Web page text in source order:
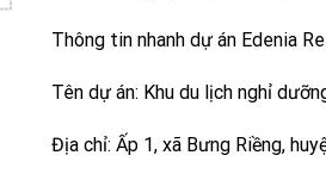
Thông tin nhanh dự án Edenia
Tên dự án: Khu du lịch nghỉ
Địa chỉ: Ấp 1, xã Bưng Riềng,